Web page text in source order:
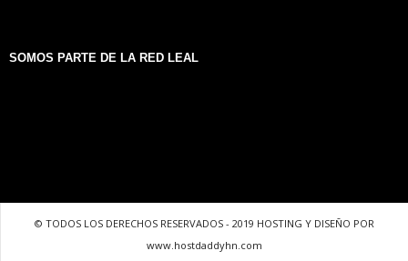
SOMOS PARTE DE LA RED LEAL
© TODOS LOS DERECHOS RESERVADOS - 2019 HOSTING Y DISEÑO POR
www.hostdaddyhn.com